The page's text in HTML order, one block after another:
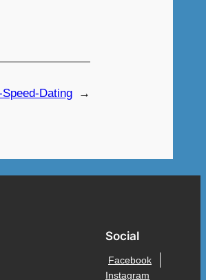
Dating →
Social
Facebook
Instagram